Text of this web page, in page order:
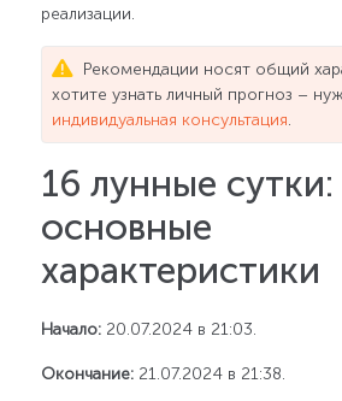
реализации.
Рекомендации носят общий
хотите узнать личный прогноз –
индивидуальная консультация.
16 лунные сутки:
основные
характеристики
Начало:20.07.2024 в 21:03.
Окончание:21.07.2024 в 21:38.